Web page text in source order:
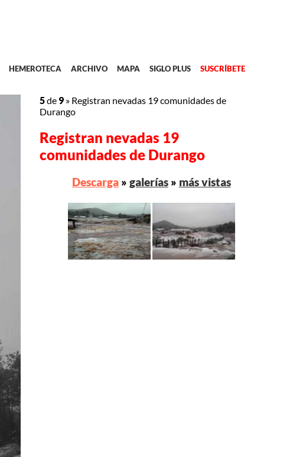
HEMEROTECA ARCHIVO MAPA SIGLO PLUS SUSCRÍBETE
5de 9 » Registran nevadas 19 comunidades de
Durango
Registran nevadas 19
comunidades de Durango
Descarga» galerías» más vistas